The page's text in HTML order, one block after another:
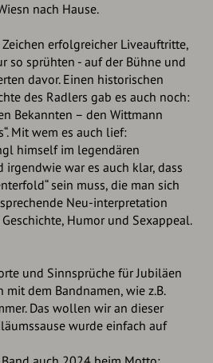
nach Hause.
erfolgreicher Liveauftritte,
so sprühten - auf der Bühne und
davor. Einen historischen
des Radlers gab es auch noch:
Bekannten – den Wittmann
Mit wem es auch lief:
himself im legendären
irgendwie war es auch klar, dass
sein muss, die man sich
Neu-interpretation
Humor und Sexappeal.
und Sinnsprüche für Jubiläen
dem Bandnamen, wie z.B.
Das wollen wir an dieser
wurde einfach auf